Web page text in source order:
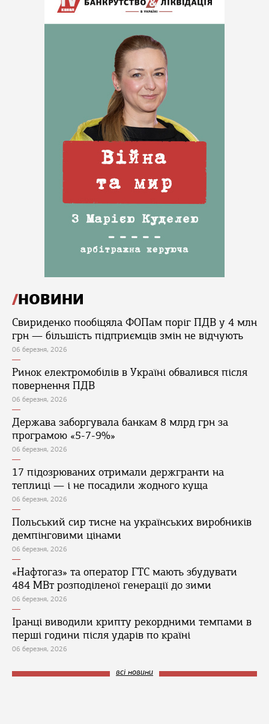
НОВИНИ
Свириденко пообіцяла ФОПам поріг ПДВ у 4 млн
грн — більшість підприємців змін не відчують
06 березня, 2026
Ринок електромобілів в Україні обвалився після
повернення ПДВ
06 березня, 2026
Держава заборгувала банкам 8 млрд грн за
програмою «5-7-9%»
06 березня, 2026
17 підозрюваних отримали держгранти на
теплиці — і не посадили жодного куща
06 березня, 2026
Польський сир тисне на українських виробників
демпінговими цінами
06 березня, 2026
«Нафтогаз» та оператор ГТС мають збудувати
484 МВт розподіленої генерації до зими
06 березня, 2026
Іранці виводили крипту рекордними темпами в
перші години після ударів по країні
06 березня, 2026
всі новини